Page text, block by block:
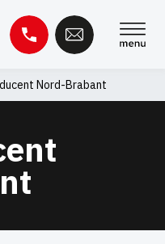
Nord-Brabant